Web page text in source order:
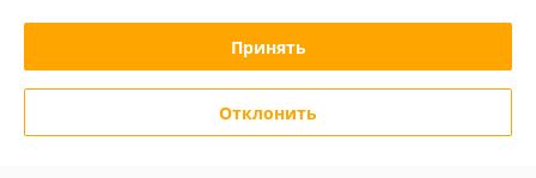
Полная версия сайта
Принять
Отклонить